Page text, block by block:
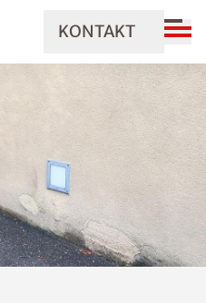
KONTAKT